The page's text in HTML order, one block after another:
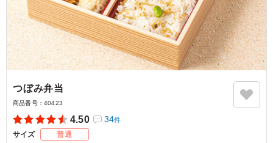
つぼみ弁当
商品番号： 40423
4.50 34件
サイズ 普通